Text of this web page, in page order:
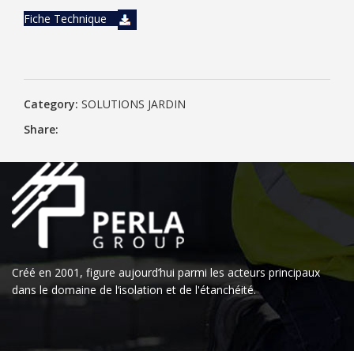
Fiche Technique
Category: SOLUTIONS JARDIN
Share:
Créé en 2001, figure aujourd’hui parmi les acteurs principaux
dans le domaine de l‘isolation et de l'étanchéité.